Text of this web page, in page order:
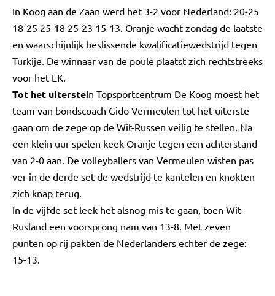
In Koog aan de Zaan werd het 3-2 voor Nederland: 20-25
18-25 25-18 25-23 15-13. Oranje wacht zondag de laatste
en waarschijnlijk beslissende kwalificatiewedstrijd tegen
Turkije. De winnaar van de poule plaatst zich rechtstreeks
voor het EK.
Tot het uitersteIn Topsportcentrum De Koog moest het
team van bondscoach Gido Vermeulen tot het uiterste
gaan om de zege op de Wit-Russen veilig te stellen. Na
een klein uur spelen keek Oranje tegen een achterstand
van 2-0 aan. De volleyballers van Vermeulen wisten pas
ver in de derde set de wedstrijd te kantelen en knokten
zich knap terug.
In de vijfde set leek het alsnog mis te gaan, toen Wit-
Rusland een voorsprong nam van 13-8. Met zeven
punten op rij pakten de Nederlanders echter de zege:
15-13.